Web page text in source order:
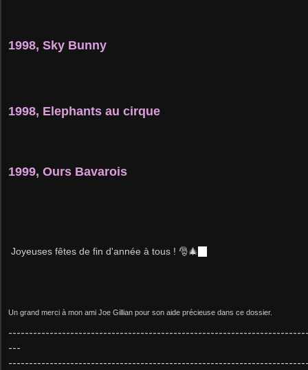
1998, Sky Bunny
1998, Elephants au cirque
1999, Ours Bavarois
Joyeuses fêtes de fin d'année à tous ! 🎅🎄
Un grand merci à mon ami Joe Gillian pour son aide précieuse dans ce dossier.
---